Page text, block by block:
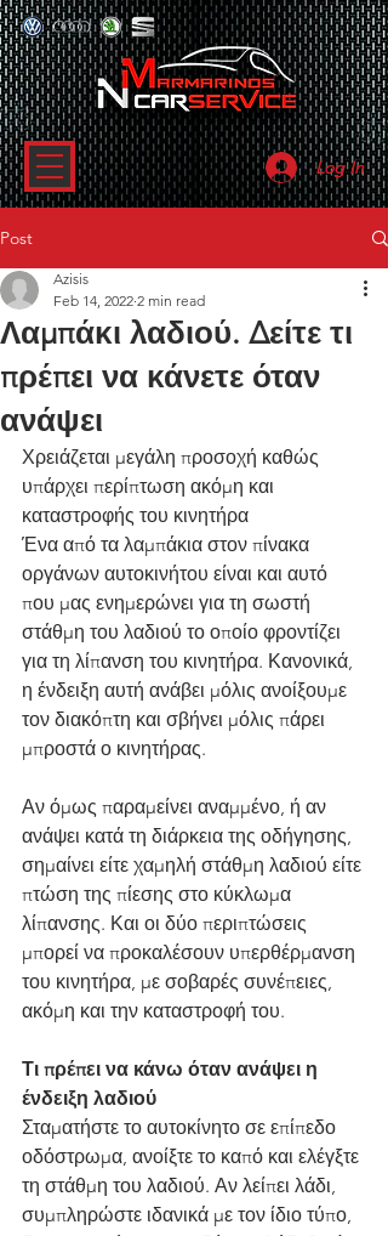
Log In
Post
Λαμπάκι λαδιού. Δείτε τι
πρέπει να κάνετε όταν
ανάψει
Azisis
Feb 14, 2022 2 min read
Χρειάζεται μεγάλη προσοχή καθώς
υπάρχει περίπτωση ακόμη και
καταστροφής του κινητήρα
Ένα από τα λαμπάκια στον πίνακα
οργάνων αυτοκινήτου είναι και αυτό
που μας ενημερώνει για τη σωστή
στάθμη του λαδιού το οποίο φροντίζει
για τη λίπανση του κινητήρα. Κανονικά,
η ένδειξη αυτή ανάβει μόλις ανοίξουμε
τον διακόπτη και σβήνει μόλις πάρει
μπροστά ο κινητήρας.
Αν όμως παραμείνει αναμμένο, ή αν
ανάψει κατά τη διάρκεια της οδήγησης,
σημαίνει είτε χαμηλή στάθμη λαδιού είτε
πτώση της πίεσης στο κύκλωμα
λίπανσης. Και οι δύο περιπτώσεις
μπορεί να προκαλέσουν υπερθέρμανση
του κινητήρα, με σοβαρές συνέπειες,
ακόμη και την καταστροφή του.
Τι πρέπει να κάνω όταν ανάψει η
ένδειξη λαδιού
Σταματήστε το αυτοκίνητο σε επίπεδο
οδόστρωμα, ανοίξτε το καπό και ελέγξτε
τη στάθμη του λαδιού. Αν λείπει λάδι,
συμπληρώστε ιδανικά με τον ίδιο τύπο,